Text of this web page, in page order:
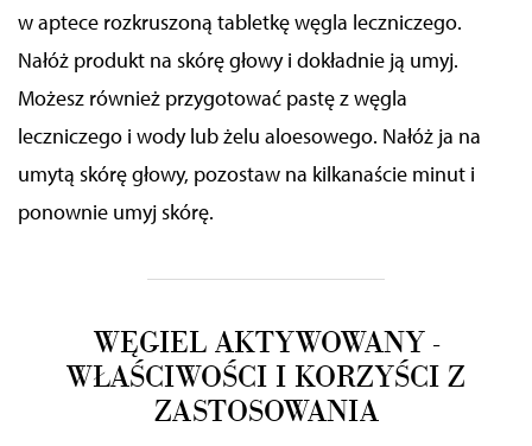
w aptece rozkruszoną tabletkę węgla leczniczego.
Nałóż produkt na skórę głowy i dokładnie ją umyj.
Możesz również przygotować pastę z węgla
leczniczego i wody lub żelu aloesowego. Nałóż ja na
umytą skórę głowy, pozostaw na kilkanaście minut i
ponownie umyj skórę.
WĘGIEL AKTYWOWANY -
WŁAŚCIWOŚCI I KORZYŚCI Z
ZASTOSOWANIA